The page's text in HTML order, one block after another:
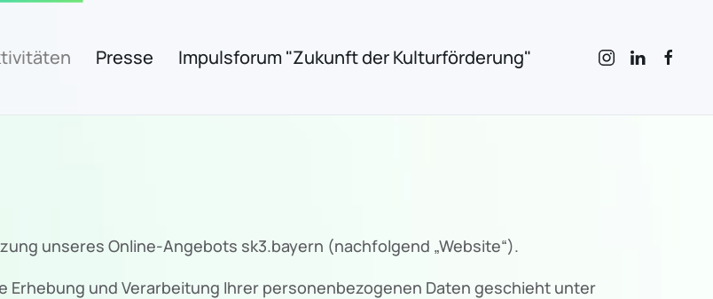
Presse Impulsforum "Zukunft der Kulturförderung"
unseres Online-Angebots sk3.bayern (nachfolgend „Website“).
Erhebung und Verarbeitung Ihrer personenbezogenen Daten geschieht unter